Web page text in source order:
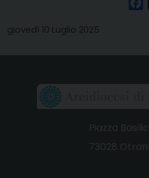
giovedì 10 Luglio 2025